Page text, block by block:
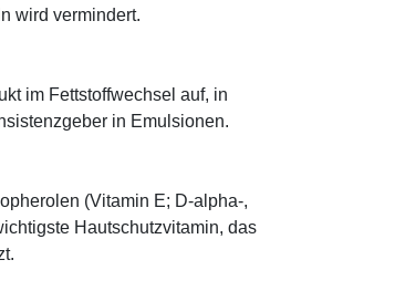
wird vermindert.
im Fettstoffwechsel auf, in
in Emulsionen.
(Vitamin E; D-alpha-,
Hautschutzvitamin, das